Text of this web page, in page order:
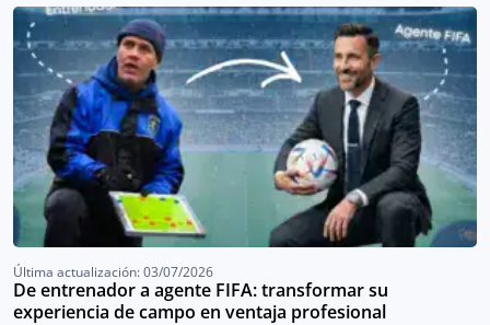
Última actualización: 03/07/2026
De entrenador a agente FIFA: transformar su
experiencia de campo en ventaja profesional